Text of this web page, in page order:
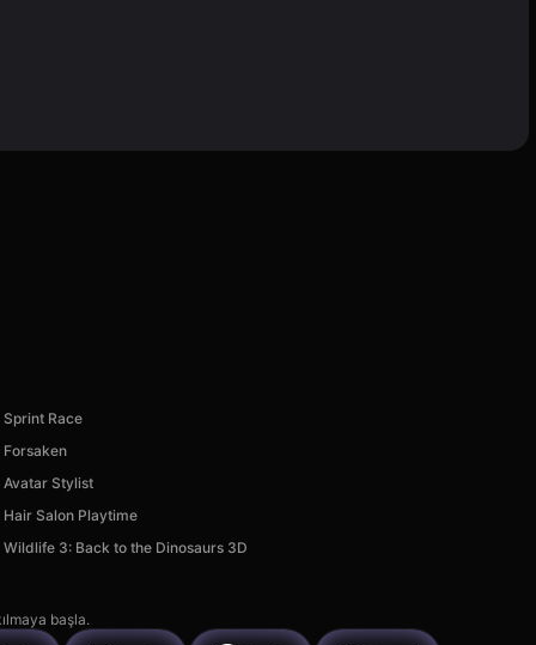
Sprint Race
Forsaken
Avatar Stylist
Hair Salon Playtime
Wildlife 3: Back to the Dinosaurs 3D
başla.